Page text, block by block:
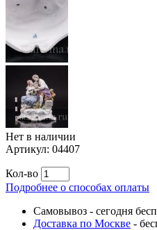
Нет в наличии
Артикул: 04407
Кол-во
Подробнее о способах оплаты
Самовывоз - сегодня
Доставка по Москве -